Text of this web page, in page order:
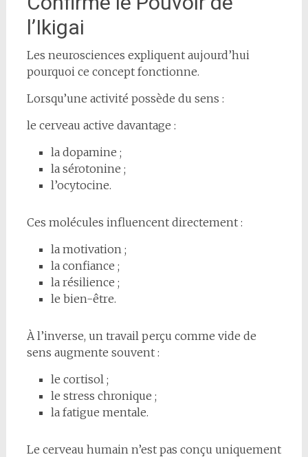
l’Ikigai
Les neurosciences expliquent aujourd’hui
pourquoi ce concept fonctionne.
Lorsqu’une activité possède du sens :
le cerveau active davantage :
la dopamine ;
la sérotonine ;
l’ocytocine.
Ces molécules influencent directement :
la motivation ;
la confiance ;
la résilience ;
le bien-être.
À l’inverse, un travail perçu comme vide de
sens augmente souvent :
le cortisol ;
le stress chronique ;
la fatigue mentale.
Le cerveau humain n’est pas conçu uniquement